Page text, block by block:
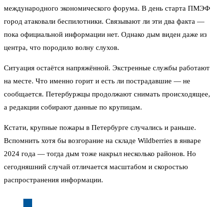
международного экономического форума. В день старта ПМЭФ
город атаковали беспилотники. Связывают ли эти два факта —
пока официальной информации нет. Однако дым виден даже из
центра, что породило волну слухов.
Ситуация остаётся напряжённой. Экстренные службы работают
на месте. Что именно горит и есть ли пострадавшие — не
сообщается. Петербуржцы продолжают снимать происходящее,
а редакции собирают данные по крупицам.
Кстати, крупные пожары в Петербурге случались и раньше.
Вспомнить хотя бы возгорание на складе Wildberries в январе
2024 года — тогда дым тоже накрыл несколько районов. Но
сегодняшний случай отличается масштабом и скоростью
распространения информации.